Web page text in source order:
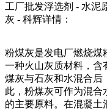
工厂批发浮选剂 - 水泥
灰 - 科辉详情：
粉煤灰是发电厂燃烧煤
一种火山灰质材料，含
煤灰与石灰和水混合后
此，粉煤灰可作为混
的主要原料。在混凝土